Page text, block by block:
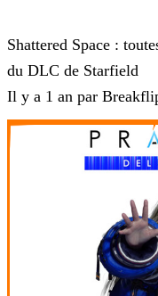
Shattered Space :
du DLC de Starfield
Il y a 1 an par